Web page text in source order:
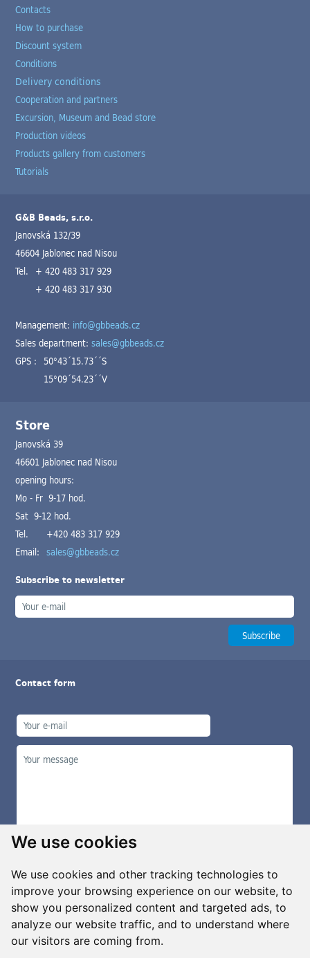
We use cookies
We use cookies and other tracking technologies to
improve your browsing experience on our website, to
show you personalized content and targeted ads, to
analyze our website traffic, and to understand where
our visitors are coming from.
Contacts
How to purchase
Discount system
Conditions
Delivery conditions
Cooperation and partners
Excursion, Museum and Bead store
Production videos
Products gallery from customers
Tutorials
G&B Beads, s.r.o.
Janovská 132/39
46604 Jablonec nad Nisou
Tel. + 420 483 317 929
+ 420 483 317 930
Management: info@gbbeads.cz
Sales department:sales@gbbeads.cz
GPS : 50°43´15.73´´S
15°09´54.23´´V
Store
Janovská 39
46601 Jablonec nad Nisou
opening hours:
Mo - Fr 9-17 hod.
Sat 9-12 hod.
Tel.
+420 483 317 929
Email: sales@gbbeads.cz
Subscribe to newsletter
Contact form
Manage cookies